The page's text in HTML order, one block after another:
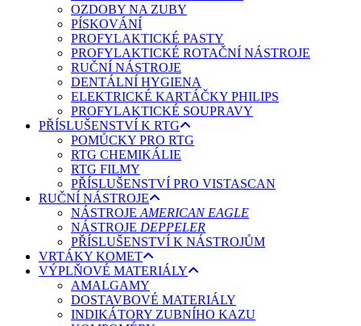
OZDOBY NA ZUBY
PÍSKOVÁNÍ
PROFYLAKTICKÉ PASTY
PROFYLAKTICKÉ ROTAČNÍ NÁSTROJE
RUČNÍ NÁSTROJE
DENTÁLNÍ HYGIENA
ELEKTRICKÉ KARTÁČKY PHILIPS
PROFYLAKTICKÉ SOUPRAVY
PŘÍSLUŠENSTVÍ K RTG
POMŮCKY PRO RTG
RTG CHEMIKÁLIE
RTG FILMY
PŘÍSLUŠENSTVÍ PRO VISTASCAN
RUČNÍ NÁSTROJE
NÁSTROJE AMERICAN EAGLE
NÁSTROJE DEPPELER
PŘÍSLUŠENSTVÍ K NÁSTROJŮM
VRTÁKY KOMET
VÝPLŇOVÉ MATERIÁLY
AMALGAMY
DOSTAVBOVÉ MATERIÁLY
INDIKÁTORY ZUBNÍHO KAZU